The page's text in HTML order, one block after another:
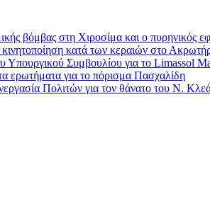
βόμβας στη Χιροσίμα και ο πυρηνικός
κατά των κεραιών στο
Συμβουλίου για το Limassol
ερωτήματα για το πόρισμα Πασχαλίδη
Πολιτών για τον θάνατο του Ν.